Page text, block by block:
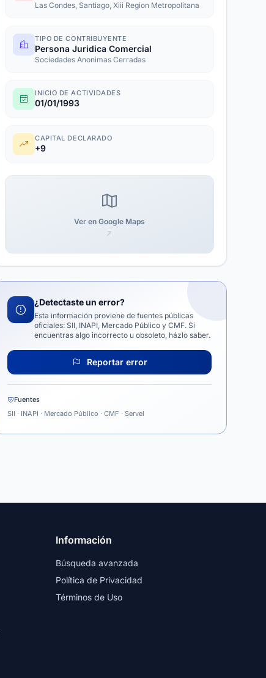
Las Condes, Santiago, Xiii Region Metropolitana
TIPO DE CONTRIBUYENTE
Persona Juridica Comercial
Sociedades Anonimas Cerradas
INICIO DE ACTIVIDADES
01/01/1993
CAPITAL DECLARADO
+9
Ver en Google Maps
¿Detectaste un error?
Esta información proviene de fuentes públicas
oficiales: SII, INAPI, Mercado Público y CMF. Si
encuentras algo incorrecto u obsoleto, házlo saber.
Reportar error
Fuentes
SII · INAPI · Mercado Público · CMF · Servel
Información
Búsqueda avanzada
Política de Privacidad
Términos de Uso